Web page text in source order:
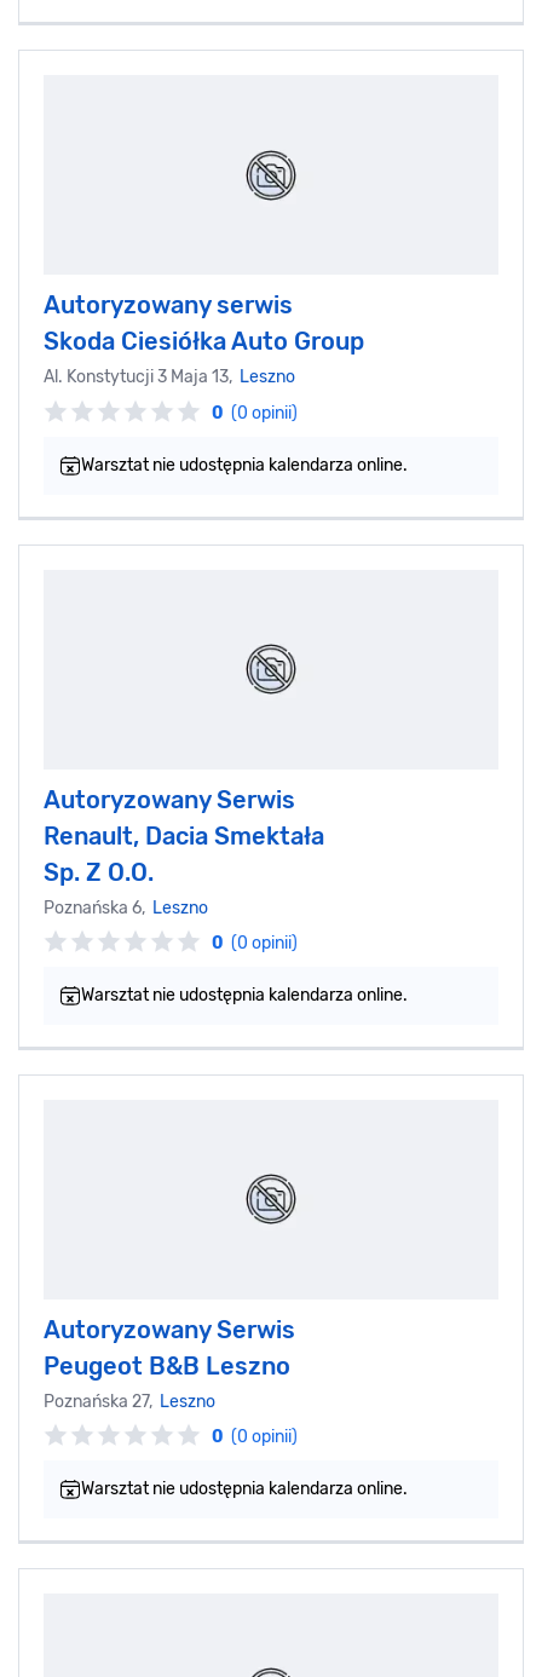
Autoryzowany serwis
Skoda Ciesiółka Auto Group
Al. Konstytucji 3 Maja 13, Leszno
0 (0 opinii)
Warsztat nie udostępnia kalendarza online.
Autoryzowany Serwis
Renault, Dacia Smektała
Sp. Z O.O.
Poznańska 6, Leszno
0 (0 opinii)
Warsztat nie udostępnia kalendarza online.
Autoryzowany Serwis
Peugeot B&B Leszno
Poznańska 27, Leszno
0 (0 opinii)
Warsztat nie udostępnia kalendarza online.